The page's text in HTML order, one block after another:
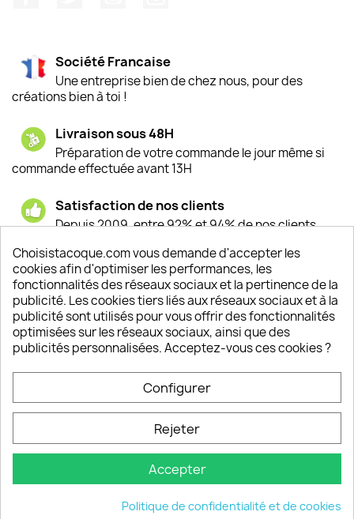
Société Francaise
Une entreprise bien de chez nous, pour des
créations bien à toi !
Livraison sous 48H
Préparation de votre commande le jour même si
commande effectuée avant 13H
Satisfaction de nos clients
Depuis 2009, entre 92% et 94% de nos clients
Un SAV à votre écoute
Notre SAV est disponible 6/7J de 10h à 18H
INFORMATIONS 
VOTRE COMPTE 
INFORMATIONS keyboard_arrow_down
Choisistacoque.com vous demande d'accepter les
cookies afin d'optimiser les performances, les
fonctionnalités des réseaux sociaux et la pertinence de la
publicité. Les cookies tiers liés aux réseaux sociaux et à la
publicité sont utilisés pour vous offrir des fonctionnalités
optimisées sur les réseaux sociaux, ainsi que des
publicités personnalisées. Acceptez-vous ces cookies ?
Configurer
Rejeter
Accepter
Politique de confidentialité et de cookies